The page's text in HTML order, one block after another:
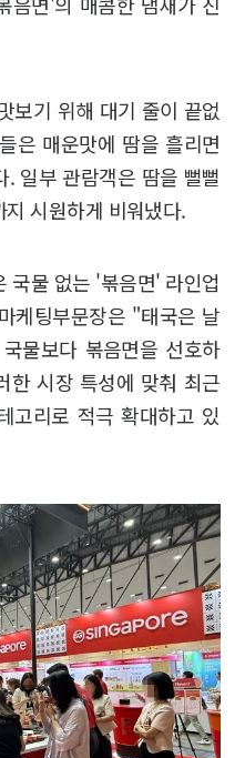
보기 위해 대기 줄이 끝없
은 매운맛에 땀을 흘리면
일부 관람객은 땀을 뻘뻘
시원하게 비워냈다.
국물 없는 '볶음면' 라인업
케팅부문장은 "태국은 날
물보다 볶음면을 선호하
한 시장 특성에 맞춰 최근
고리로 적극 확대하고 있